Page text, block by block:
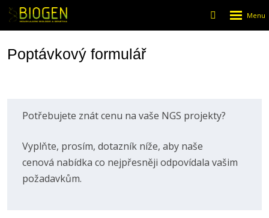
Vyhledávání
menu
Poptávkový formulář
Potřebujete znát cenu na vaše NGS projekty?
Vyplňte, prosím, dotazník níže, aby naše
cenová nabídka co nejpřesněji odpovídala vašim
požadavkům.